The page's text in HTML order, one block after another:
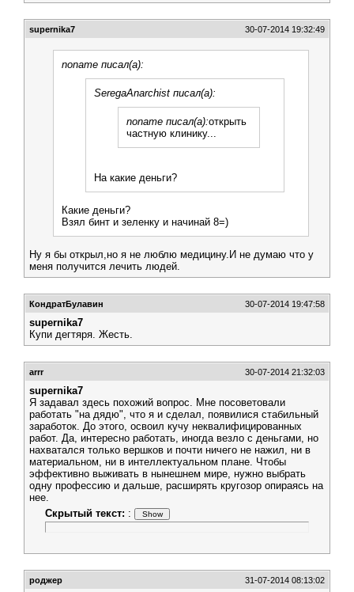
supernika7 30-07-2014 19:32:49
noname писал(а):
SeregaAnarchist писал(а):
noname писал(а):открыть
частную клинику...
На какие деньги?
Какие деньги?
Взял бинт и зеленку и начинай 8=)
Ну я бы открыл,но я не люблю медицину.И не думаю что у
меня получится лечить людей.
КондратБулавин 30-07-2014 19:47:58
supernika7
Купи дегтяря. Жесть.
arrr 30-07-2014 21:32:03
supernika7
Я задавал здесь похожий вопрос. Мне посоветовали
работать "на дядю", что я и сделал, появилися стабильный
заработок. До этого, освоил кучу неквалифицированных
работ. Да, интересно работать, иногда везло с деньгами, но
нахватался только вершков и почти ничего не нажил, ни в
материальном, ни в интеллектуальном плане. Чтобы
эффективно выживать в нынешнем мире, нужно выбрать
одну профессию и дальше, расширять кругозор опираясь на
нее.
Скрытый текст: :
роджер 31-07-2014 08:13:02